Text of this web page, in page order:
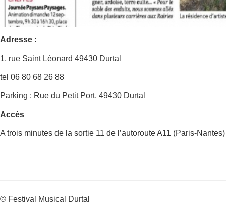
Adresse :
1, rue Saint Léonard 49430 Durtal
tel 06 80 68 26 88
Parking : Rue du Petit Port, 49430 Durtal
Accès
A trois minutes de la sortie 11 de l’autoroute A11 (Paris-Nantes)
© Festival Musical Durtal